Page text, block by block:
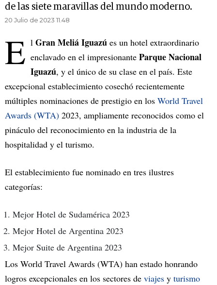
de las siete maravillas del mundo moderno.
20 Julio de 2023 11.48
E l Gran Meliá Iguazú es un hotel extraordinario
enclavado en el impresionante Parque Nacional
Iguazú, y el único de su clase en el país. Este
excepcional establecimiento cosechó recientemente
múltiples nominaciones de prestigio en los World Travel
Awards (WTA) 2023, ampliamente reconocidos como el
pináculo del reconocimiento en la industria de la
hospitalidad y el turismo.
El establecimiento fue nominado en tres ilustres
categorías:
Mejor Hotel de Sudamérica 2023
Mejor Hotel de Argentina 2023
Mejor Suite de Argentina 2023
Los World Travel Awards (WTA) han estado honrando
logros excepcionales en los sectores de viajes y turismo